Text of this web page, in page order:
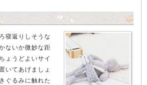
寝返りしそうな
ないか微妙な距
ょうどよいサイ
いてあげましょ
ぐるみに触れた